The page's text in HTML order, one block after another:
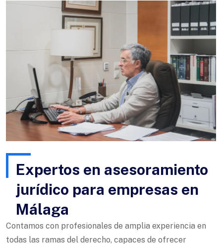
Expertos en asesoramiento
jurídico para empresas en
Málaga
Contamos con profesionales de amplia experiencia en
todas las ramas del derecho, capaces de ofrecer